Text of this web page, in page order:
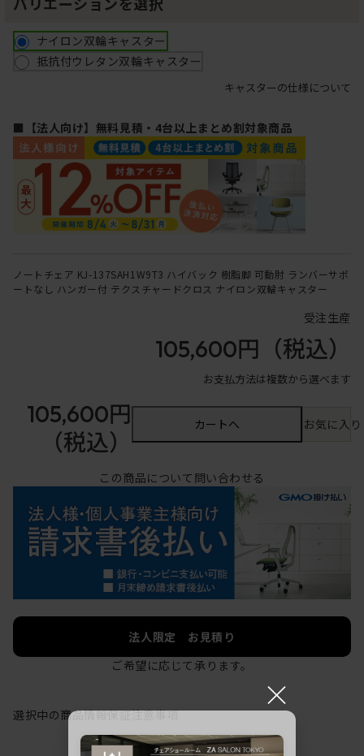
ナイロン双輪キャスター
抵抗付ウレタン双輪キャスター
キャスターの仕様について
■【法人向け】無料見積・4台以上まとめ割対象商品
ノートチェア KJ-137SAH1W9T3 ハイバック 樹脂脚 可動肘 ランバーサポ
ートなし ハンガー付 テクスチャードクロス ナイロン双輪キャスター
受注生産
105,600円 （税込）
お支払方法は複数から選べます
105,600円
（税込）
カートへ お気に入
この商品について問い合わせる
法人限定 お見積り
ご希望に応じて承ります。
選択中の商品情報保証注意事項
×